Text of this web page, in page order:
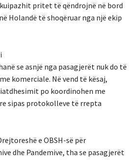
pritet të qëndrojnë në bord
Holandë të shoqëruar nga një ekip
se asnjë nga pasagjerët nuk do të
komerciale. Në vend të kësaj,
po koordinohen me
sipas protokolleve të rrepta
e OBSH-së për
dhe Pandemive, tha se pasagjerët